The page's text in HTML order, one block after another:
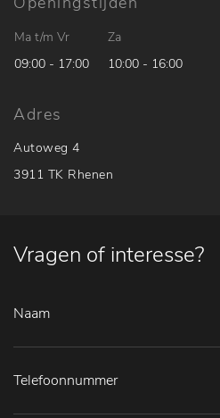
Ma t/m Vr
09:00 - 17:00
Za
10:00 - 16:00
Adres
Autoweg 4
3911 TK Rhenen
Vragen of interesse?